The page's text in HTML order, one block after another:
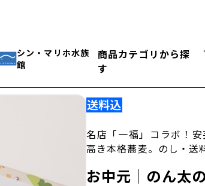
シン・マリホ水族
館
商品カテゴリから探
す
名店「一福」コラボ！
高き本格蕎麦。のし・送
お中元｜のん太